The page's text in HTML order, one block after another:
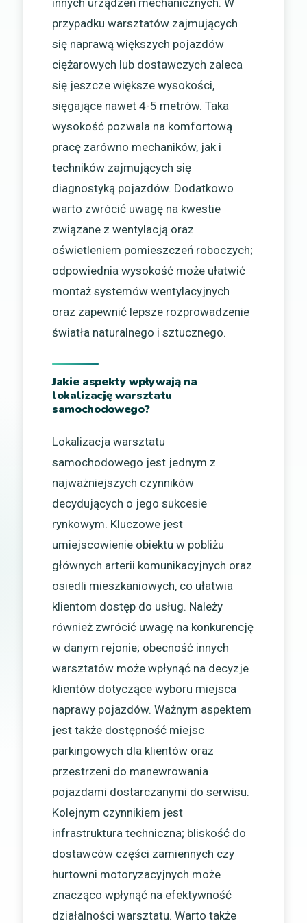
przypadku warsztatów zajmujących
się naprawą większych pojazdów
ciężarowych lub dostawczych zaleca
się jeszcze większe wysokości,
sięgające nawet 4-5 metrów. Taka
wysokość pozwala na komfortową
pracę zarówno mechaników, jak i
techników zajmujących się
diagnostyką pojazdów. Dodatkowo
warto zwrócić uwagę na kwestie
związane z wentylacją oraz
oświetleniem pomieszczeń roboczych;
odpowiednia wysokość może ułatwić
montaż systemów wentylacyjnych
oraz zapewnić lepsze rozprowadzenie
światła naturalnego i sztucznego.
Jakie aspekty wpływają na
lokalizację warsztatu
samochodowego?
Lokalizacja warsztatu
samochodowego jest jednym z
najważniejszych czynników
decydujących o jego sukcesie
rynkowym. Kluczowe jest
umiejscowienie obiektu w pobliżu
głównych arterii komunikacyjnych oraz
osiedli mieszkaniowych, co ułatwia
klientom dostęp do usług. Należy
również zwrócić uwagę na konkurencję
w danym rejonie; obecność innych
warsztatów może wpłynąć na decyzje
klientów dotyczące wyboru miejsca
naprawy pojazdów. Ważnym aspektem
jest także dostępność miejsc
parkingowych dla klientów oraz
przestrzeni do manewrowania
pojazdami dostarczanymi do serwisu.
Kolejnym czynnikiem jest
infrastruktura techniczna; bliskość do
dostawców części zamiennych czy
hurtowni motoryzacyjnych może
znacząco wpłynąć na efektywność
działalności warsztatu. Warto także